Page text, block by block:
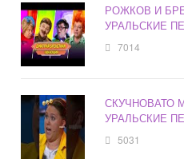
РОЖКОВ И
УРАЛЬСКИЕ
7014
СКУЧНОВАТО
УРАЛЬСКИЕ
5031